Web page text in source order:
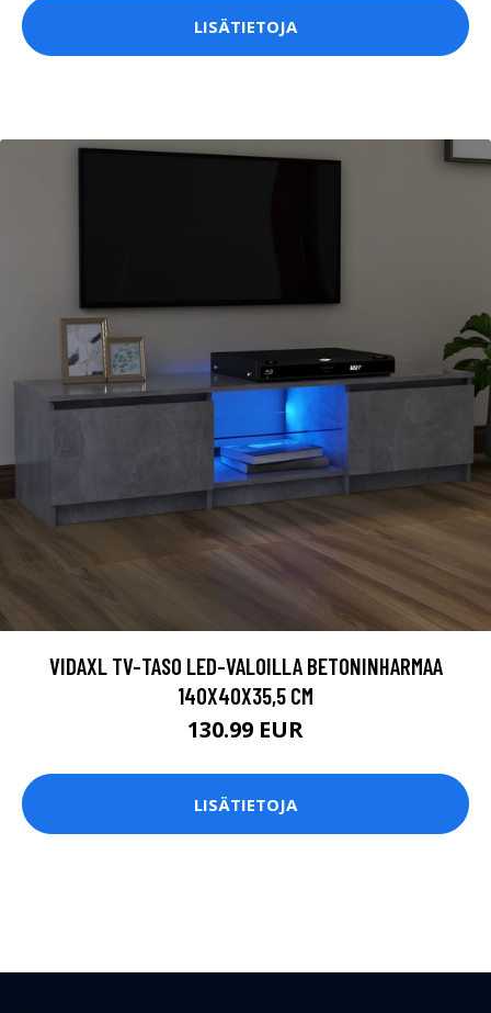
LISÄTIETOJA
VIDAXL TV-TASO LED-VALOILLA BETONINHARMAA
140X40X35,5 CM
130.99 EUR
LISÄTIETOJA